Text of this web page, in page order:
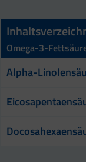
Omega-3-
Alpha-